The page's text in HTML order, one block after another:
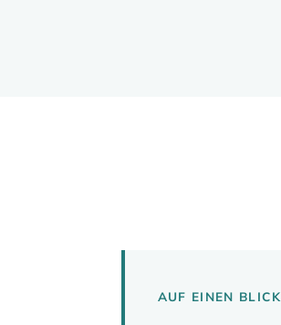
AUF EINEN BLICK